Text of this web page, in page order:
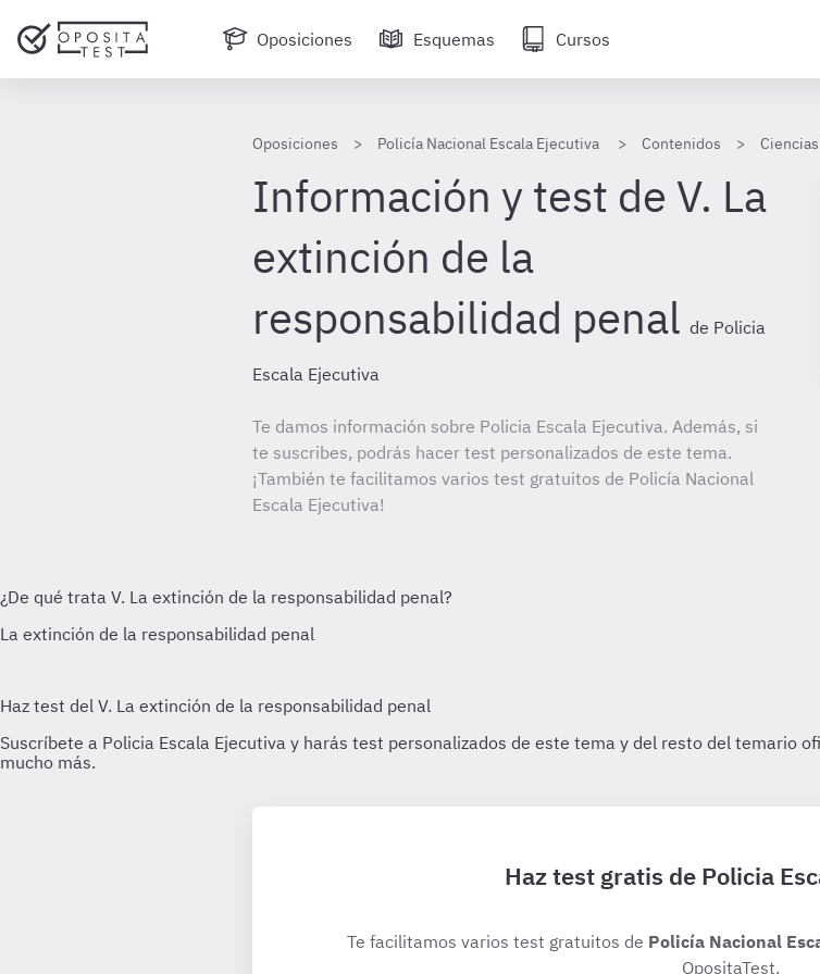
Oposiciones Esquemas Cursos
Oposiciones Policía Nacional Escala Ejecutiva Contenidos
Información y test de V. La
extinción de la
responsabilidad penal de Policia
Escala Ejecutiva
Te damos información sobre Policia Escala Ejecutiva. Además, si
te suscribes, podrás hacer test personalizados de este tema.
¡También te facilitamos varios test gratuitos de Policía Nacional
Escala Ejecutiva!
Haz test gratis de Policia
Te facilitamos varios test gratuitos de Policía Nacional
OpositaTest.